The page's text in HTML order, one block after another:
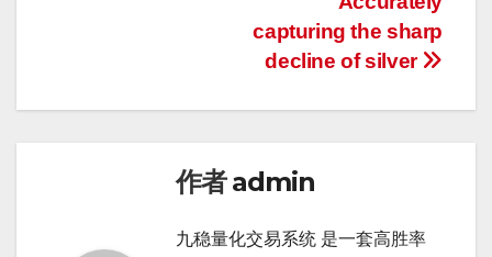
capturing the sharp
decline of silver
作者admin
九稳量化交易系统 是一套高胜率